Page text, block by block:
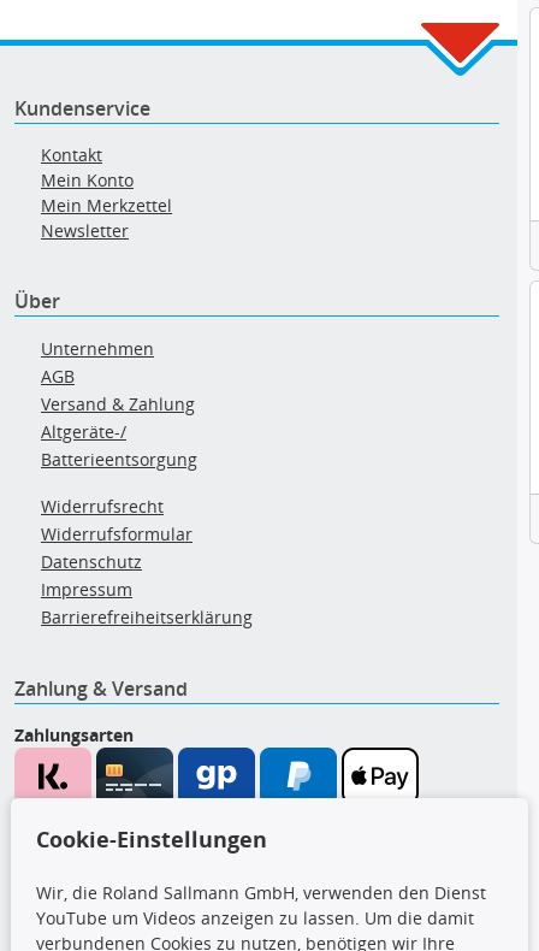
Kundenservice
Kontakt
Mein Konto
Mein Merkzettel
Newsletter
Über
Unternehmen
AGB
Versand & Zahlung
Altgeräte-/
Batterieentsorgung
Widerrufsrecht
Widerrufsformular
Datenschutz
Impressum
Barrierefreiheitserklärung
Zahlung & Versand
Zahlungsarten
CARAT Gruppe
Cookie-Einstellungen
Wir, die Roland Sallmann GmbH, verwenden den Dienst
YouTube um Videos anzeigen zu lassen. Um die damit
verbundenen Cookies zu nutzen, benötigen wir Ihre